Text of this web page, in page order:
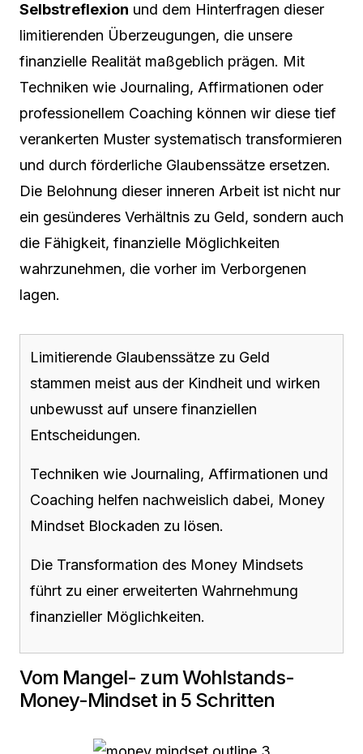
Selbstreflexion und dem Hinterfragen dieser
limitierenden Überzeugungen, die unsere
finanzielle Realität maßgeblich prägen. Mit
Techniken wie Journaling, Affirmationen oder
professionellem Coaching können wir diese tief
verankerten Muster systematisch transformieren
und durch förderliche Glaubenssätze ersetzen.
Die Belohnung dieser inneren Arbeit ist nicht nur
ein gesünderes Verhältnis zu Geld, sondern auch
die Fähigkeit, finanzielle Möglichkeiten
wahrzunehmen, die vorher im Verborgenen
lagen.
Limitierende Glaubenssätze zu Geld
stammen meist aus der Kindheit und wirken
unbewusst auf unsere finanziellen
Entscheidungen.
Techniken wie Journaling, Affirmationen und
Coaching helfen nachweislich dabei, Money
Mindset Blockaden zu lösen.
Die Transformation des Money Mindsets
führt zu einer erweiterten Wahrnehmung
finanzieller Möglichkeiten.
Vom Mangel- zum Wohlstands-
Money-Mindset in 5 Schritten